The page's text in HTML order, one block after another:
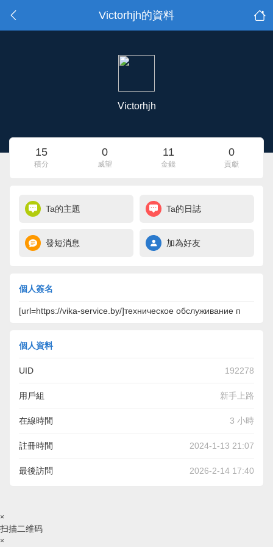
Victorhjh的資料
Victorhjh
15
積分
0
威望
11
金錢
0
貢獻
Ta的主題 Ta的日誌
發短消息 加為好友
個人簽名
[url=https://vika-service.by/]техническое обслуживание п
個人資料
UID 192278
用戶組 新手上路
在線時間 3 小時
註冊時間 2024-1-13 21:07
最後訪問 2026-2-14 17:40
×
扫描二维码
×